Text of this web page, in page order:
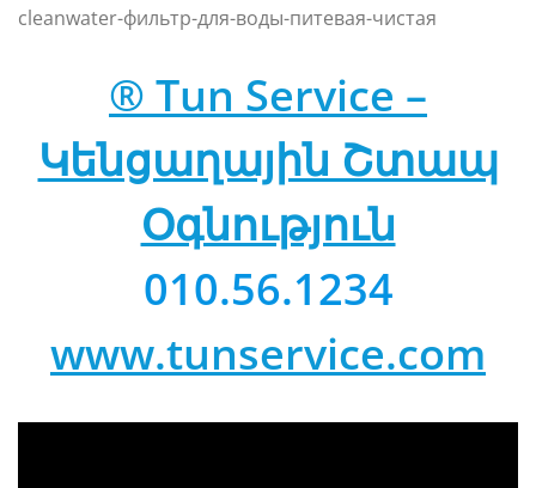
cleanwater-фильтр-для-воды-питевая-чистая
® Tun Service –
Կենցաղային Շտապ
Օգնություն
010.56.1234
www.tunservice.com